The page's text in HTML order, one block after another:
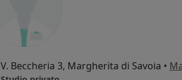
V. Beccheria 3, Margherita di Savoia •